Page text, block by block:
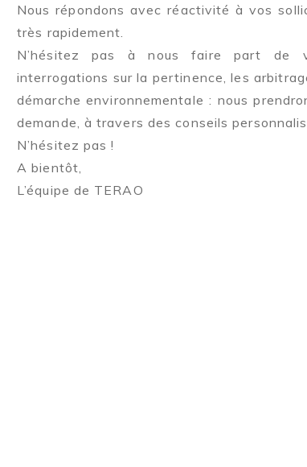
Nous répondons avec réactivité à vos
très rapidement.
N’hésitez pas à nous faire part de
interrogations sur la pertinence, les
démarche environnementale : nous
demande, à travers des conseils
N’hésitez pas !
A bientôt,
L’équipe de TERAO